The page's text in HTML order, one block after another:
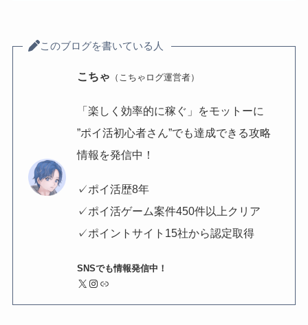
このブログを書いている人
こちゃ （こちゃログ運営者）
「楽しく効率的に稼ぐ」をモットーに
”ポイ活初心者さん”でも達成できる攻略
情報を発信中！
✓ポイ活歴8年
✓ポイ活ゲーム案件450件以上クリア
✓ポイントサイト15社から認定取得
SNSでも情報発信中！
X Instagram リンク